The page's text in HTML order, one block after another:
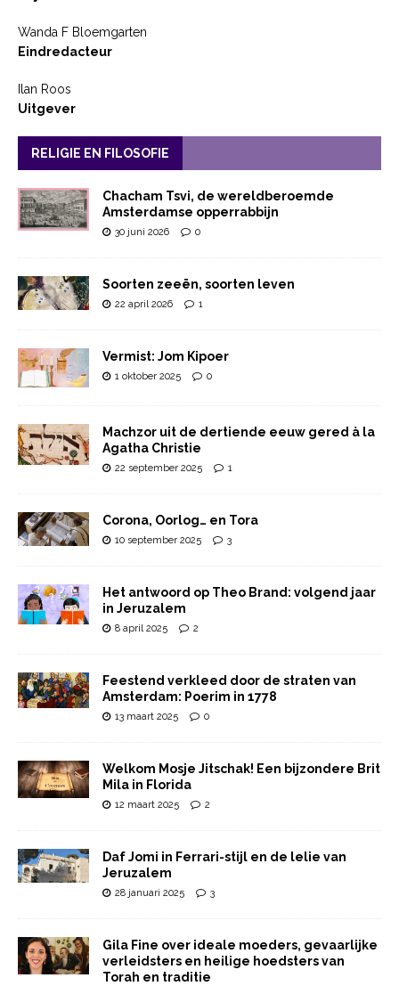
Wanda F Bloemgarten
Eindredacteur
Ilan Roos
Uitgever
RELIGIE EN FILOSOFIE
Chacham Tsvi, de wereldberoemde
Amsterdamse opperrabbijn
30 juni 2026 0
Soorten zeeën, soorten leven
22 april 2026 1
Vermist: Jom Kipoer
1 oktober 2025 0
Machzor uit de dertiende eeuw gered à la
Agatha Christie
22 september 2025 1
Corona, Oorlog… en Tora
10 september 2025 3
Het antwoord op Theo Brand: volgend jaar
in Jeruzalem
8 april 2025 2
Feestend verkleed door de straten van
Amsterdam: Poerim in 1778
13 maart 2025 0
Welkom Mosje Jitschak! Een bijzondere Brit
Mila in Florida
12 maart 2025 2
Daf Jomi in Ferrari-stijl en de lelie van
Jeruzalem
28 januari 2025 3
Gila Fine over ideale moeders, gevaarlijke
verleidsters en heilige hoedsters van
Torah en traditie